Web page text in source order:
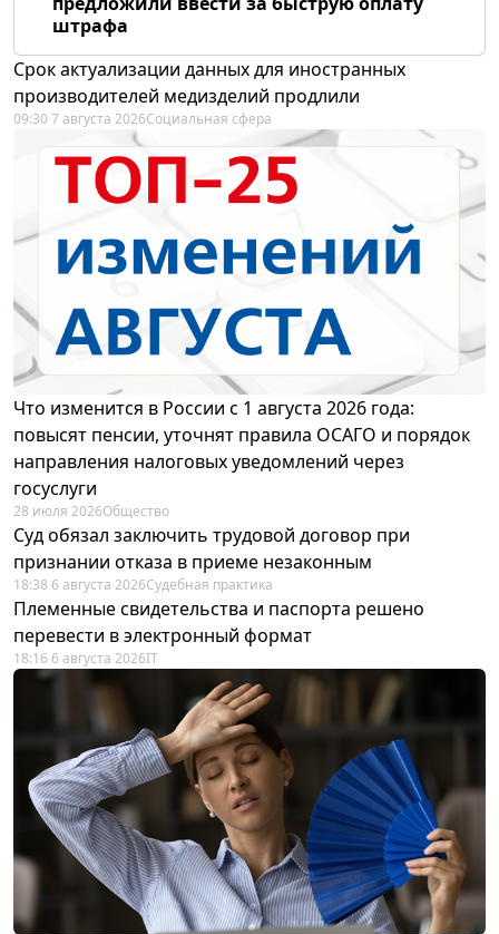
штрафа
Срок актуализации данных для иностранных
производителей медизделий продлили
09:30 7 августа 2026Социальная сфера
Что изменится в России с 1 августа 2026 года:
повысят пенсии, уточнят правила ОСАГО и порядок
направления налоговых уведомлений через
госуслуги
28 июля 2026Общество
Суд обязал заключить трудовой договор при
признании отказа в приеме незаконным
18:38 6 августа 2026Судебная практика
Племенные свидетельства и паспорта решено
перевести в электронный формат
18:16 6 августа 2026IT